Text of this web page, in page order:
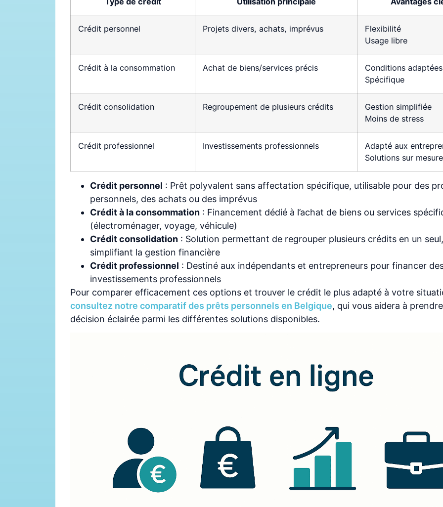
Crédit personnel Projets divers, achats, imprévus
Flexibilité
Usage libre
Crédit à la consommation Achat de biens/services précis
Conditions adaptées
Spécifique
Crédit consolidation Regroupement de plusieurs crédits
Gestion simplifiée
Moins de stress
Crédit professionnel Investissements professionnels
Adapté aux
Solutions sur mesure
Crédit personnel : Prêt polyvalent sans affectation spécifique, utilisable pour des
personnels, des achats ou des imprévus
Crédit à la consommation : Financement dédié à l’achat de biens ou services
(électroménager, voyage, véhicule)
Crédit consolidation : Solution permettant de regrouper plusieurs crédits en un seul,
simplifiant la gestion financière
Crédit professionnel : Destiné aux indépendants et entrepreneurs pour financer
investissements professionnels
Pour comparer efficacement ces options et trouver le crédit le plus adapté à votre
consultez notre comparatif des prêts personnels en Belgique, qui vous aidera à
décision éclairée parmi les différentes solutions disponibles.